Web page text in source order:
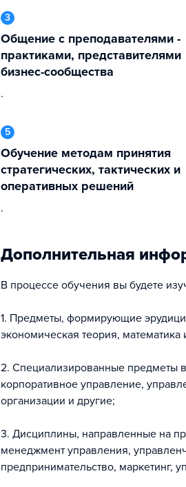
3
Общение с преподавателями -
практиками, представителями
бизнес-сообщества
.
5
Обучение методам принятия
стратегических, тактических и
оперативных решений
.
Дополнительная
В процессе обучения вы будете
1. Предметы, формирующие
экономическая теория, математика
2. Специализированные предметы
корпоративное управление,
организации и другие;
3. Дисциплины, направленные на
менеджмент управления,
предпринимательство, маркетинг,